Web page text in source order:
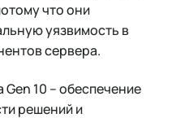
что они
уязвимость в
сервера.
10 – обеспечение
решений и